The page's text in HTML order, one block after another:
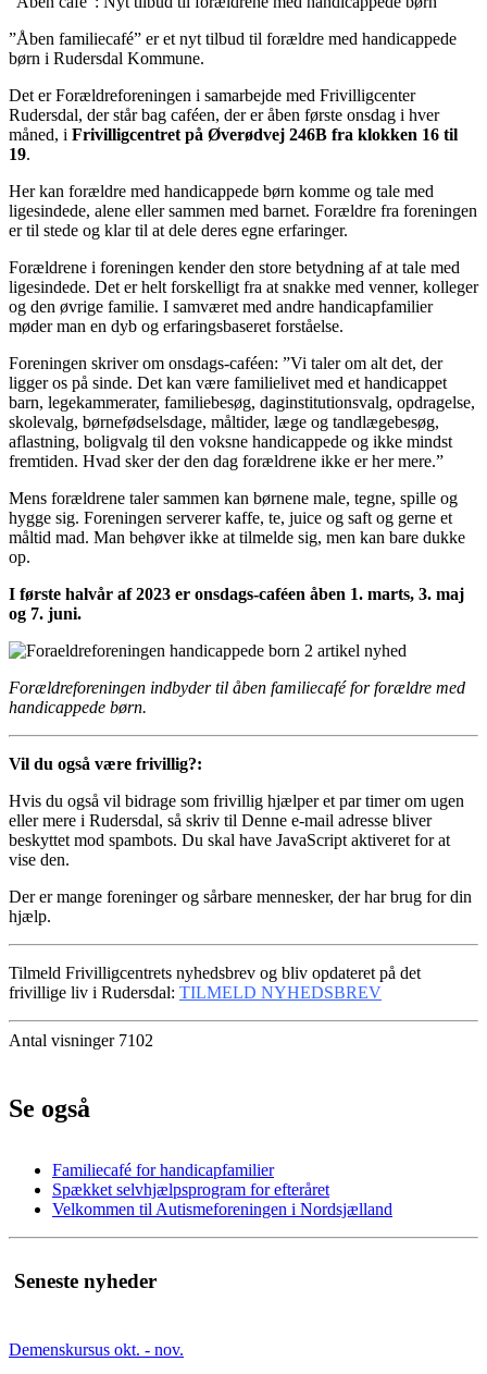
”Åben familiecafé” er et nyt tilbud til forældre med handicappede
børn i Rudersdal Kommune.
Det er Forældreforeningen i samarbejde med Frivilligcenter
Rudersdal, der står bag caféen, der er åben første onsdag i hver
måned, i Frivilligcentret på Øverødvej 246B fra klokken 16 til
19.
Her kan forældre med handicappede børn komme og tale med
ligesindede, alene eller sammen med barnet. Forældre fra foreningen
er til stede og klar til at dele deres egne erfaringer.
Forældrene i foreningen kender den store betydning af at tale med
ligesindede. Det er helt forskelligt fra at snakke med venner, kolleger
og den øvrige familie. I samværet med andre handicapfamilier
møder man en dyb og erfaringsbaseret forståelse.
Foreningen skriver om onsdags-caféen: ”Vi taler om alt det, der
ligger os på sinde. Det kan være familielivet med et handicappet
barn, legekammerater, familiebesøg, daginstitutionsvalg, opdragelse,
skolevalg, børnefødselsdage, måltider, læge og tandlægebesøg,
aflastning, boligvalg til den voksne handicappede og ikke mindst
fremtiden. Hvad sker der den dag forældrene ikke er her mere.”
Mens forældrene taler sammen kan børnene male, tegne, spille og
hygge sig. Foreningen serverer kaffe, te, juice og saft og gerne et
måltid mad. Man behøver ikke at tilmelde sig, men kan bare dukke
op.
I første halvår af 2023 er onsdags-caféen åben 1. marts, 3. maj
og 7. juni.
Forældreforeningen indbyder til åben familiecafé for forældre med
handicappede børn.
Vil du også være frivillig?:
Hvis du også vil bidrage som frivillig hjælper et par timer om ugen
eller mere i Rudersdal, så skriv til Denne e-mail adresse bliver
beskyttet mod spambots. Du skal have JavaScript aktiveret for at
vise den.
Der er mange foreninger og sårbare mennesker, der har brug for din
hjælp.
Tilmeld Frivilligcentrets nyhedsbrev og bliv opdateret på det
frivillige liv i Rudersdal: TILMELD NYHEDSBREV
Antal visninger 7102
Se også
Familiecafé for handicapfamilier
Spækket selvhjælpsprogram for efteråret
Velkommen til Autismeforeningen i Nordsjælland
Seneste nyheder
Demenskursus okt. - nov.